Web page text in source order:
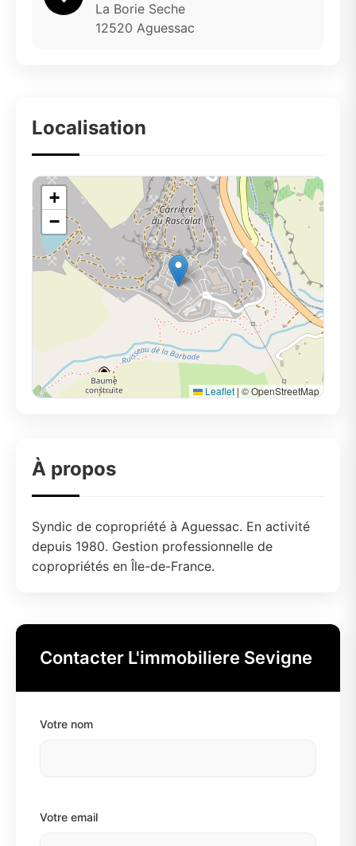
La Borie Seche
12520 Aguessac
Localisation
+
−
Leaflet | © OpenStreetMap
À propos
Syndic de copropriété à Aguessac. En activité
depuis 1980. Gestion professionnelle de
copropriétés en Île-de-France.
Contacter L'immobiliere Sevigne
Votre nom
Votre email